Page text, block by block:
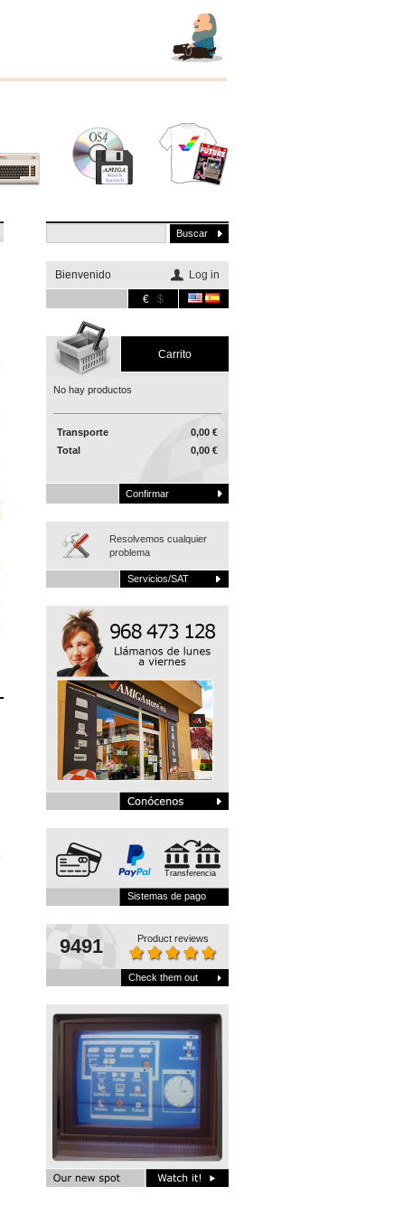
Bienvenido
Log in
€
$
Carrito
No hay productos
0,00 €
Transporte
0,00 €
Total
Confirmar
Resolvemos cualquier
problema
Servicios/SAT
Transferencia
Sistemas de pago
9491 Product reviews
Check them out